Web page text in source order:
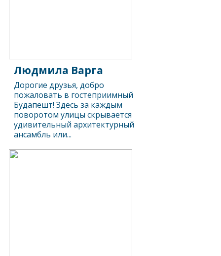
Людмила Варга
Дорогие друзья, добро
пожаловать в гостеприимный
Будапешт! Здесь за каждым
поворотом улицы скрывается
удивительный архитектурный
ансамбль или...